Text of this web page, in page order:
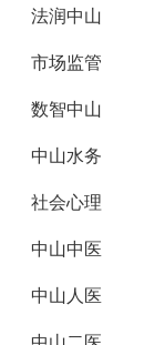
法润中山
市场监管
数智中山
中山水务
社会心理
中山中医
中山人医